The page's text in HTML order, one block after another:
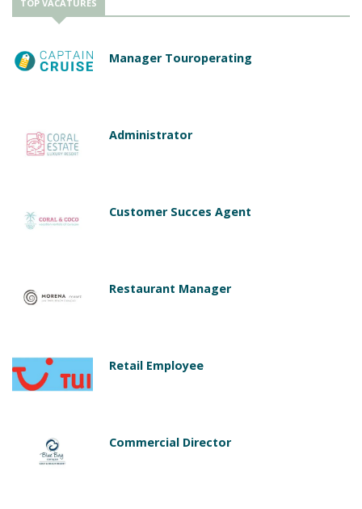
TOP VACATURES
Manager Touroperating
Administrator
Customer Succes Agent
Restaurant Manager
Retail Employee
Commercial Director